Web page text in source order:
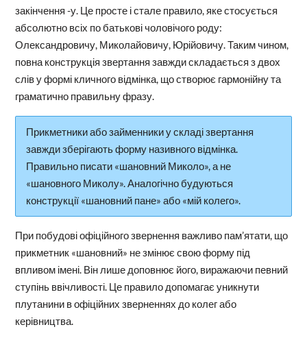
закінчення -у. Це просте і стале правило, яке стосується
абсолютно всіх по батькові чоловічого роду:
Олександровичу, Миколайовичу, Юрійовичу. Таким чином,
повна конструкція звертання завжди складається з двох
слів у формі кличного відмінка, що створює гармонійну та
граматично правильну фразу.
Прикметники або займенники у складі звертання
завжди зберігають форму називного відмінка.
Правильно писати «шановний Миколо», а не
«шановного Миколу». Аналогічно будуються
конструкції «шановний пане» або «мій колего».
При побудові офіційного звернення важливо пам’ятати, що
прикметник «шановний» не змінює свою форму під
впливом імені. Він лише доповнює його, виражаючи певний
ступінь ввічливості. Це правило допомагає уникнути
плутанини в офіційних зверненнях до колег або
керівництва.